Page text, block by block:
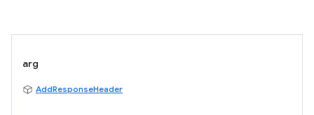
arg
AddResponseHeader